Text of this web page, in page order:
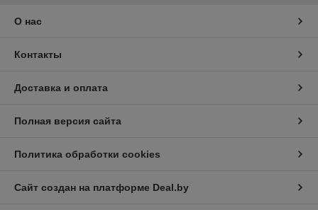
О нас
Контакты
Доставка и оплата
Полная версия сайта
Политика обработки cookies
Сайт создан на платформе Deal.by